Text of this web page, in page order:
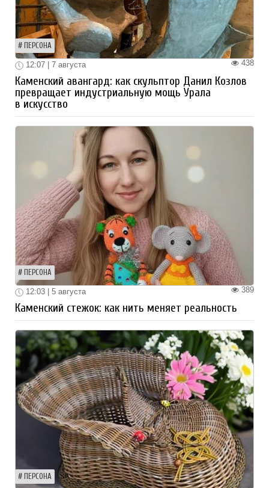
ПЕРСОНА
438
12:07 | 7 августа
Каменский авангард: как скульптор Данил Козлов
превращает индустриальную мощь Урала
в искусство
ПЕРСОНА
389
12:03 | 5 августа
Каменский стежок: как нить меняет реальность
ПЕРСОНА